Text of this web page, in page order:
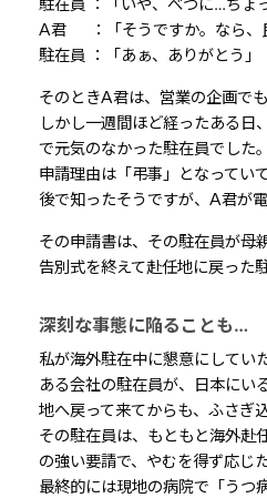
A君 ：「そうですか。なら、良
駐在員 ：「あぁ、ありがとう」
そのときA君は、営業の企画で
しかし一週間ほど経ったある
で元気のなかった駐在員でした。
申請理由は「弔事」となってい
後で知ったそうですが、A君が
その申請書は、その駐在員が母
告別式を終えて赴任地に戻った
深刻な事態に陥ることも…
私が海外駐在中に懇意にしてい
ある会社の駐在員が、日本にい
地へ戻って来てからも、ふさぎ
その駐在員は、もともと海外赴
の強い要請で、やむを得ず応じ
最終的には現地の病院で「うつ